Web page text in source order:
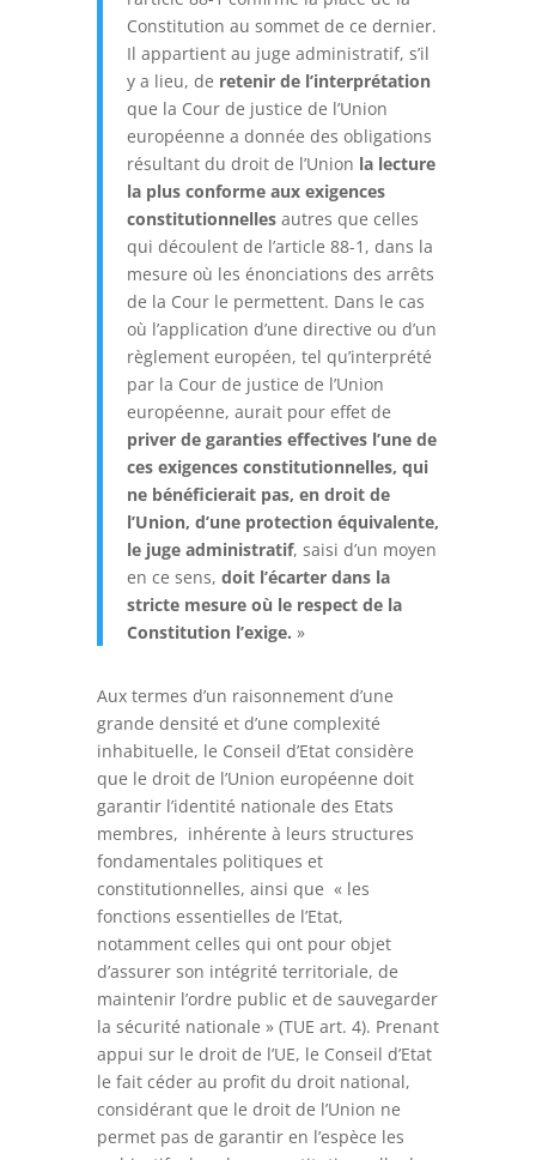
Constitution au sommet de ce dernier.
Il appartient au juge administratif, s’il
y a lieu, de retenir de l’interprétation
que la Cour de justice de l’Union
européenne a donnée des obligations
résultant du droit de l’Union la lecture
la plus conforme aux exigences
constitutionnellesautres que celles
qui découlent de l’article 88-1, dans la
mesure où les énonciations des arrêts
de la Cour le permettent. Dans le cas
où l’application d’une directive ou d’un
règlement européen, tel qu’interprété
par la Cour de justice de l’Union
européenne, aurait pour effet de
priver de garanties effectives l’une de
ces exigences constitutionnelles, qui
ne bénéficierait pas, en droit de
l’Union, d’une protection équivalente,
le juge administratif, saisi d’un moyen
en ce sens, doit l’écarter dans la
stricte mesure où le respect de la
Constitution l’exige. »
Aux termes d’un raisonnement d’une
grande densité et d’une complexité
inhabituelle, le Conseil d’Etat considère
que le droit de l’Union européenne doit
garantir l’identité nationale des Etats
membres, inhérente à leurs structures
fondamentales politiques et
constitutionnelles, ainsi que « les
fonctions essentielles de l’Etat,
notamment celles qui ont pour objet
d’assurer son intégrité territoriale, de
maintenir l’ordre public et de sauvegarder
la sécurité nationale » (TUE art. 4). Prenant
appui sur le droit de l’UE, le Conseil d’Etat
le fait céder au profit du droit national,
considérant que le droit de l’Union ne
permet pas de garantir en l’espèce les